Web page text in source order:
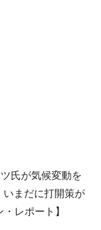
氏が気候変動を
まだに打開策が
レポート】